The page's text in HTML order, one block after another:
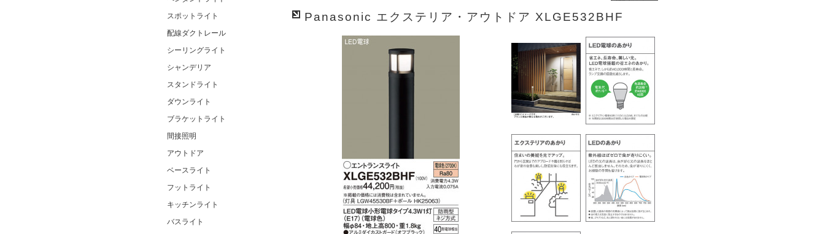
スポットライト
配線ダクトレール
シーリングライト
シャンデリア
スタンドライト
ダウンライト
ブラケットライト
間接照明
アウトドア
ベースライト
フットライト
キッチンライト
バスライト
Panasonic エクステリア・アウトドア XLGE532BHF